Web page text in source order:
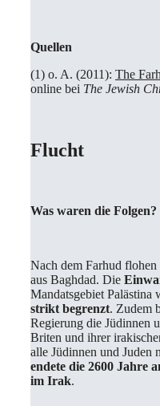
Quellen
(1) o. A. (2011): The
online bei The Jewish
Flucht
Was waren die Folgen?
Nach dem Farhud
aus Baghdad. Die
Mandatsgebiet Palästina
strikt begrenzt. Zudem
Regierung die Jüdinnen
Briten und ihrer
alle Jüdinnen und Juden
endete die 2600 Jahre
im Irak.